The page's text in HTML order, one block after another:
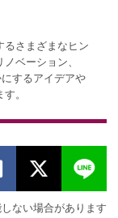
るさまざまなヒン
ベーション、
するアイデアや
。
ない場合があります